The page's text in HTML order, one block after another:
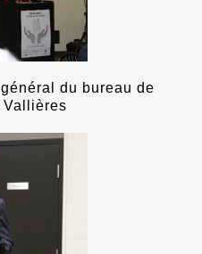
du bureau de